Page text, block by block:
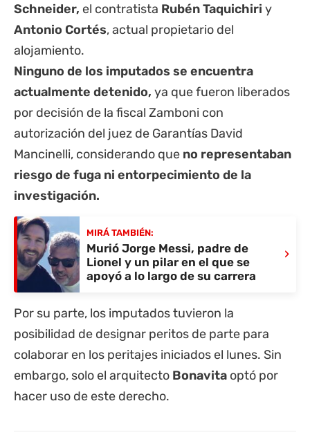
Schneider, el contratista Rubén Taquichiri y
Antonio Cortés, actual propietario del
alojamiento.
Ninguno de los imputados se encuentra
actualmente detenido, ya que fueron liberados
por decisión de la fiscal Zamboni con
autorización del juez de Garantías David
Mancinelli, considerando que no representaban
riesgo de fuga ni entorpecimiento de la
investigación.
MIRÁ TAMBIÉN:
Murió Jorge Messi, padre de
Lionel y un pilar en el que se
apoyó a lo largo de su carrera
›
Por su parte, los imputados tuvieron la
posibilidad de designar peritos de parte para
colaborar en los peritajes iniciados el lunes. Sin
embargo, solo el arquitecto Bonavita optó por
hacer uso de este derecho.